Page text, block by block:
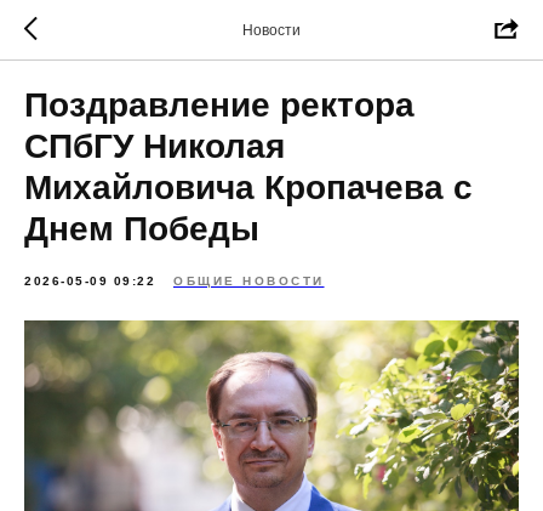
Новости
Поздравление ректора
СПбГУ Николая
Михайловича Кропачева с
Днем Победы
2026-05-09 09:22 ОБЩИЕ НОВОСТИ